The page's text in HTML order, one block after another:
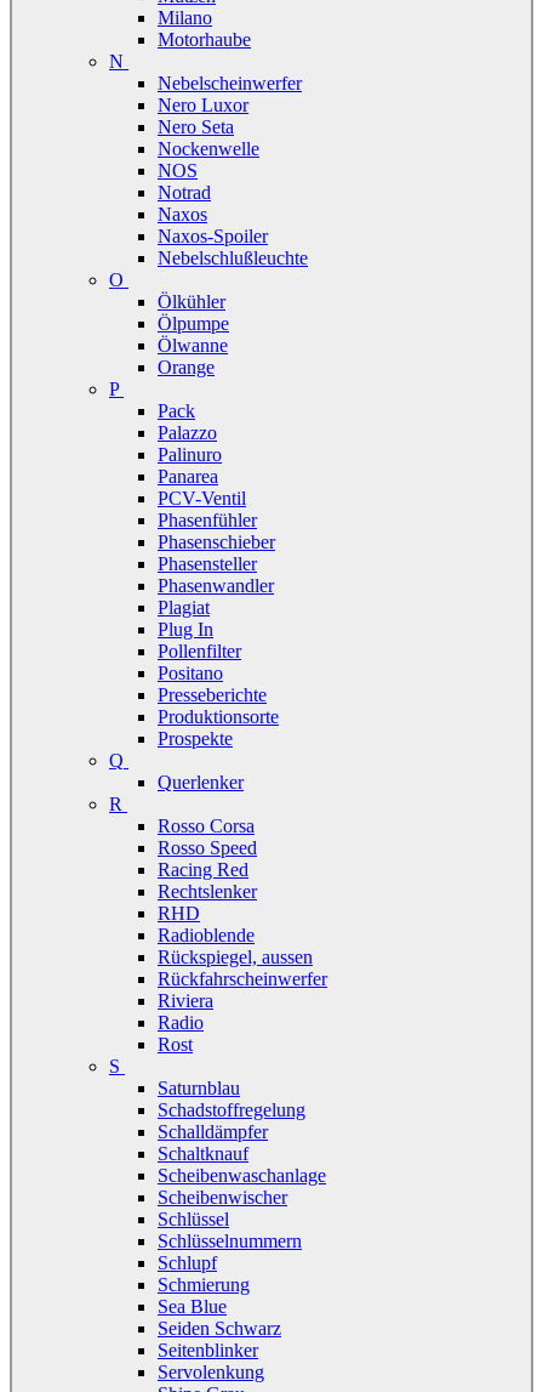
Milano
Motorhaube
N
Nebelscheinwerfer
Nero Luxor
Nero Seta
Nockenwelle
NOS
Notrad
Naxos
Naxos-Spoiler
Nebelschlußleuchte
O
Ölkühler
Ölpumpe
Ölwanne
Orange
P
Pack
Palazzo
Palinuro
Panarea
PCV-Ventil
Phasenfühler
Phasenschieber
Phasensteller
Phasenwandler
Plagiat
Plug In
Pollenfilter
Positano
Presseberichte
Produktionsorte
Prospekte
Q
Querlenker
R
Rosso Corsa
Rosso Speed
Racing Red
Rechtslenker
RHD
Radioblende
Rückspiegel, aussen
Rückfahrscheinwerfer
Riviera
Radio
Rost
S
Saturnblau
Schadstoffregelung
Schalldämpfer
Schaltknauf
Scheibenwaschanlage
Scheibenwischer
Schlüssel
Schlüsselnummern
Schlupf
Schmierung
Sea Blue
Seiden Schwarz
Seitenblinker
Servolenkung